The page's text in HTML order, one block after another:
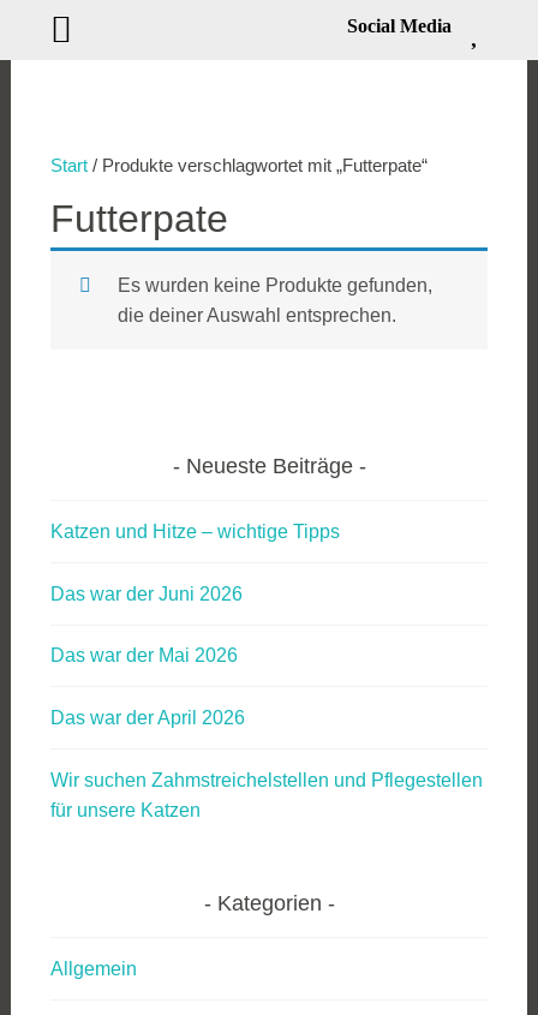
Start/ Produkte verschlagwortet mit „Futterpate“
Futterpate
Es wurden keine Produkte gefunden,
die deiner Auswahl entsprechen.
Neueste Beiträge
Katzen und Hitze – wichtige Tipps
Das war der Juni 2026
Das war der Mai 2026
Das war der April 2026
Wir suchen Zahmstreichelstellen und Pflegestellen
für unsere Katzen
Kategorien
Allgemein
Social Media